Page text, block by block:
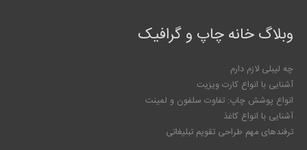
وبلاگ خانه چاپ و گرافیک
چه لیبلی لازم دارم
آشنایی با انواع کارت ویزیت
انواع پوشش چاپ: تفاوت سلفون و لمینت
آشنایی با انواع کاغذ
ترفندهای مهم طراحی تقویم تبلیغاتی